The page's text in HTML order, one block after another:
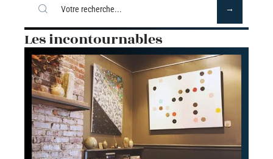
Les incontournables